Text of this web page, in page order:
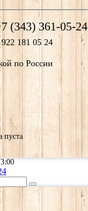
(343) 361-05-24
181 05 24
по России
пуста